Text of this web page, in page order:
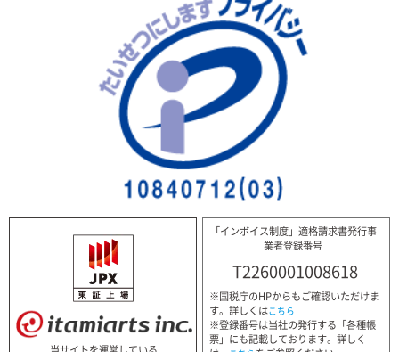
「インボイス制度」適格請求書発行事
業者登録番号
T2260001008618
※国税庁のHPからもご確認いただけま
す。詳しくはこちら
※登録番号は当社の発行する「各種帳
票」にも記載しております。詳しく